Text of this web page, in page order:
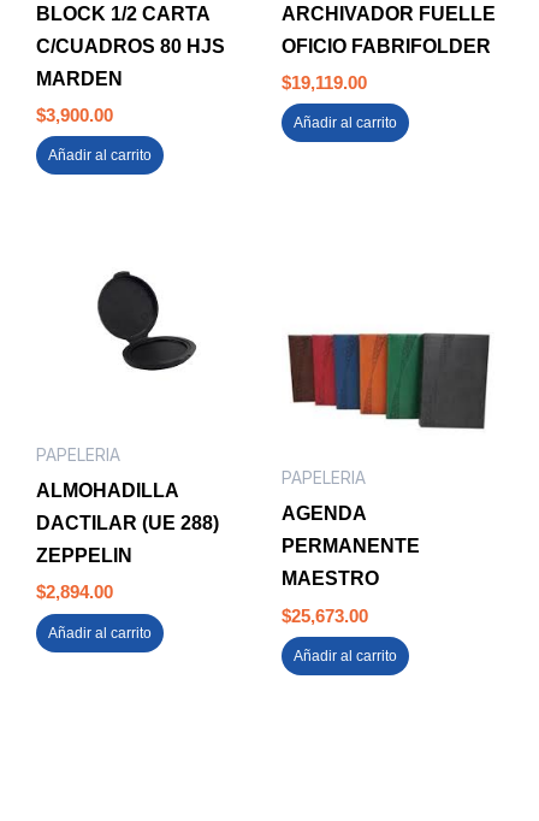
BLOCK 1/2 CARTA
C/CUADROS 80 HJS
MARDEN
$3,900.00
Añadir al carrito
ARCHIVADOR FUELLE
OFICIO FABRIFOLDER
$19,119.00
Añadir al carrito
PAPELERIA
ALMOHADILLA
DACTILAR (UE 288)
ZEPPELIN
$2,894.00
Añadir al carrito
PAPELERIA
AGENDA
PERMANENTE
MAESTRO
$25,673.00
Añadir al carrito